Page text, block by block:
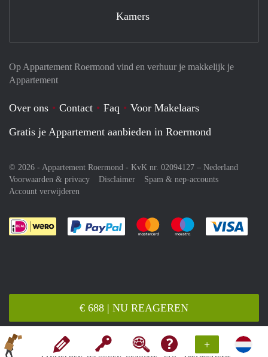
+
€ 688 | NU REAGEREN
Op Appartement Roermond vind en verhuur je makkelijk je
Appartement
Over ons Contact Faq
Voor Makelaars
Gratis je Appartement aanbieden in Roermond
© 2026 - Appartement Roermond - KvK nr. 02094127 – Nederland
Voorwaarden & privacy
Disclaimer
Spam & nep-accounts
Account verwijderen
Je rekent gemakkelijk af met Paypal
Je rekent gemakkelijk af met
Je rekent
Kamers